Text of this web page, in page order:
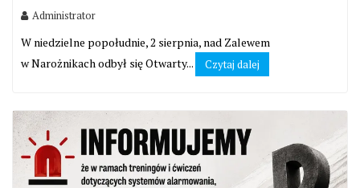
Administrator
W niedzielne popołudnie, 2 sierpnia, nad Zalewem
w Narożnikach odbył się Otwarty...
Czytaj dalej